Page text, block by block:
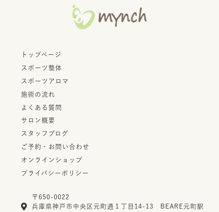
トップページ
スポーツ整体
スポーツアロマ
施術の流れ
よくある質問
サロン概要
スタッフブログ
ご予約・お問い合わせ
オンラインショップ
プライバシーポリシー
〒650-0022
兵庫県神戸市中央区元町通１丁目14-13 BEARE元町駅